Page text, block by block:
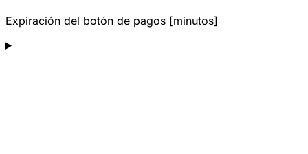
Expiración del botón de pagos [minutos]